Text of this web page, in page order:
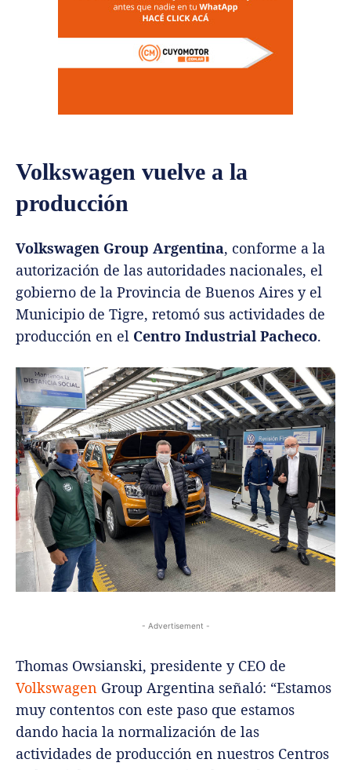
Volkswagen vuelve a la
producción
Volkswagen Group Argentina, conforme a la
autorización de las autoridades nacionales, el
gobierno de la Provincia de Buenos Aires y el
Municipio de Tigre, retomó sus actividades de
producción en el Centro Industrial Pacheco.
- Advertisement -
Thomas Owsianski, presidente y CEO de
Volkswagen Group Argentina señaló: “Estamos
muy contentos con este paso que estamos
dando hacia la normalización de las
actividades de producción en nuestros Centros